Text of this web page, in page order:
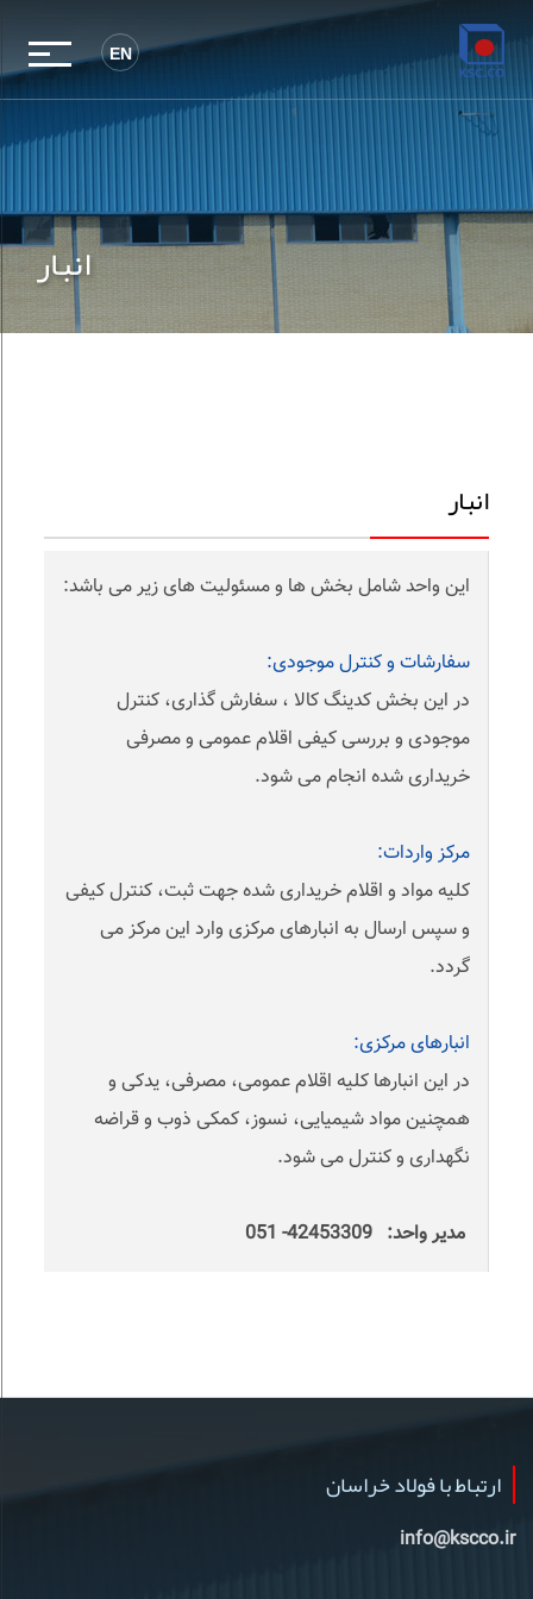
EN
انبار
انبار
این واحد شامل بخش ها و مسئولیت های زیر می باشد:
سفارشات و کنترل موجودی:
در این بخش کدینگ کالا ، سفارش گذاری، کنترل
موجودی و بررسی کیفی اقلام عمومی و مصرفی
خریداری شده انجام می شود.
مرکز واردات:
کلیه مواد و اقلام خریداری شده جهت ثبت، کنترل کیفی
و سپس ارسال به انبارهای مرکزی وارد این مرکز می
گردد.
انبارهای مرکزی:
در این انبارها کلیه اقلام عمومی، مصرفی، یدکی و
همچنین مواد شیمیایی، نسوز، کمکی ذوب و قراضه
نگهداری و کنترل می شود.
مدیر واحد: 42453309- 051
ارتباط با فولاد خراسان
info@kscco.ir